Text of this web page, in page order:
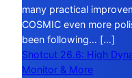
many practical
COSMIC even more
been following… […]
Shotcut 26.6: High
Monitor & More